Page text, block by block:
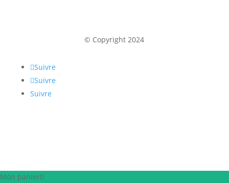
© Copyright 2024
Suivre
Suivre
Suivre
Mon panier0